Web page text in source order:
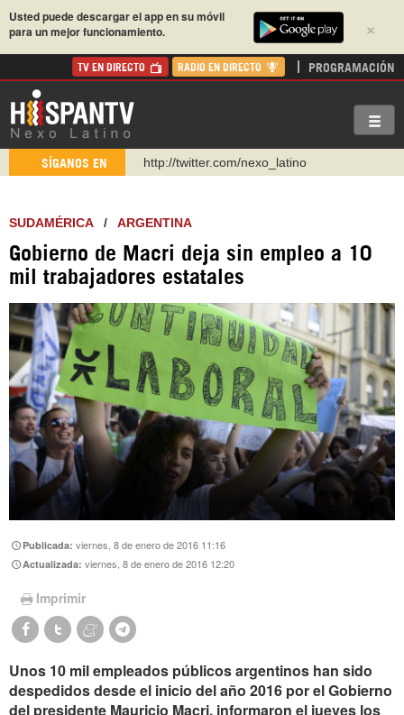
×
Usted puede descargar el app en su móvil
para un mejor funcionamiento.
TV EN DIRECTO RADIO EN DIRECTO PROGRAMACIÓN
SÍGANOS EN
http://twitter.com/nexo_latino
https://urmedium.com/c/hispantv
WhatsApp y Viber: +98 921 79 29 404
Instagram como: hispan_tv
https://www.youtube.com/@nexo_latino
SUDAMÉRICA/ ARGENTINA
Gobierno de Macri deja sin empleo a 10
mil trabajadores estatales
Publicada:viernes, 8 de enero de 2016 11:16
Actualizada:viernes, 8 de enero de 2016 12:20
Imprimir
Unos 10 mil empleados públicos argentinos han sido
despedidos desde el inicio del año 2016 por el Gobierno
del presidente Mauricio Macri, informaron el jueves los